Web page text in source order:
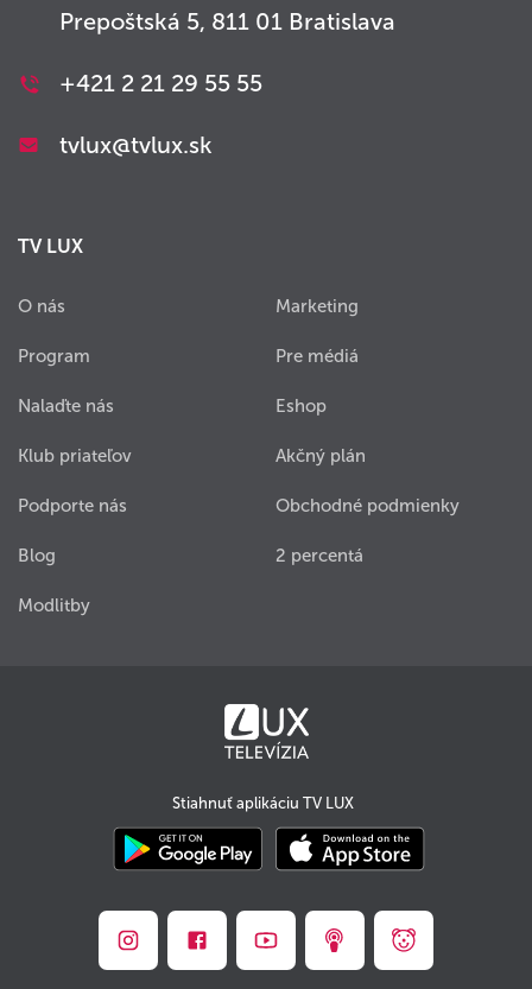
Prepoštská 5, 811 01 Bratislava
+421 2 21 29 55 55
tvlux@tvlux.sk
TV LUX
O nás
Program
Nalaďte nás
Klub priateľov
Podporte nás
Blog
Modlitby
Marketing
Pre médiá
Eshop
Akčný plán
Obchodné podmienky
2 percentá
Stiahnuť aplikáciu TV LUX